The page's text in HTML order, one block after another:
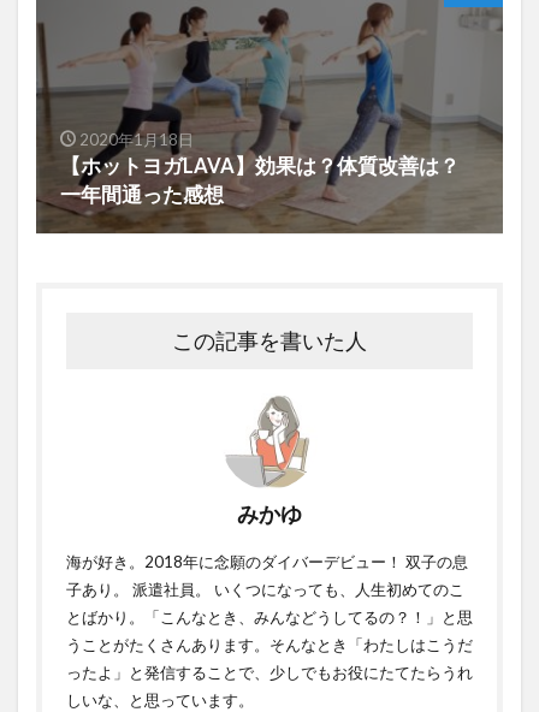
2020年1月18日
【ホットヨガLAVA】効果は？体質改善は？
一年間通った感想
この記事を書いた人
みかゆ
海が好き。2018年に念願のダイバーデビュー！ 双子の息
子あり。 派遣社員。 いくつになっても、人生初めてのこ
とばかり。「こんなとき、みんなどうしてるの？！」と思
うことがたくさんあります。そんなとき「わたしはこうだ
ったよ」と発信することで、少しでもお役にたてたらうれ
しいな、と思っています。